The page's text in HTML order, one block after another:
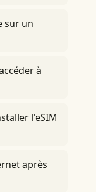
sur un
à
l'eSIM
après